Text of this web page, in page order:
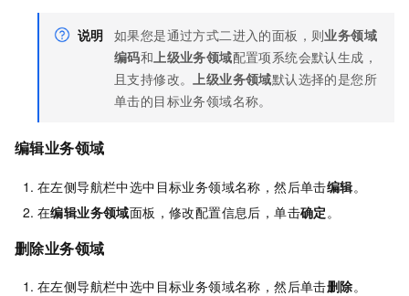
说明 如果您是通过方式二进入的面板，则业务领域
编码和 上级业务领域配置项系统会默认生成，
且支持修改。
上级业务领域默认选择的是您所
单击的目标业务领域名称。
编辑业务领域
在左侧导航栏中选中目标业务领域名称，然后单击编辑。
在编辑业务领域面板，修改配置信息后，单击确定 。
删除业务领域
在左侧导航栏中选中目标业务领域名称，然后单击删除。